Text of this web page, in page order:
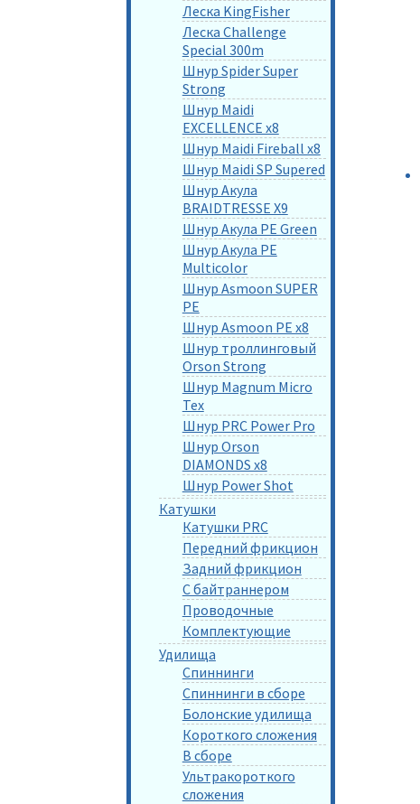
Леска KingFisher
Леска Challenge
Special 300m
Шнур Spider Super
Strong
Шнур Maidi
EXCELLENCE x8
Шнур Maidi Fireball x8
Шнур Maidi SP Supered
Шнур Акула
BRAIDTRESSE X9
Шнур Акула PE Green
Шнур Акула PE
Multicolor
Шнур Asmoon SUPER
PE
Шнур Asmoon PE x8
Шнур троллинговый
Orson Strong
Шнур Magnum Micro
Tex
Шнур PRC Power Pro
Шнур Orson
DIAMONDS x8
Шнур Power Shot
Катушки
Катушки PRC
Передний фрикцион
Задний фрикцион
С байтраннером
Проводочные
Комплектующие
Удилища
Спиннинги
Спиннинги в сборе
Болонские удилища
Короткого сложения
В сборе
Ультракороткого
сложения